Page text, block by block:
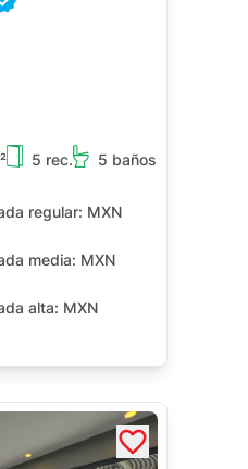
5 rec.
5 baños
regular: MXN
media: MXN
alta: MXN